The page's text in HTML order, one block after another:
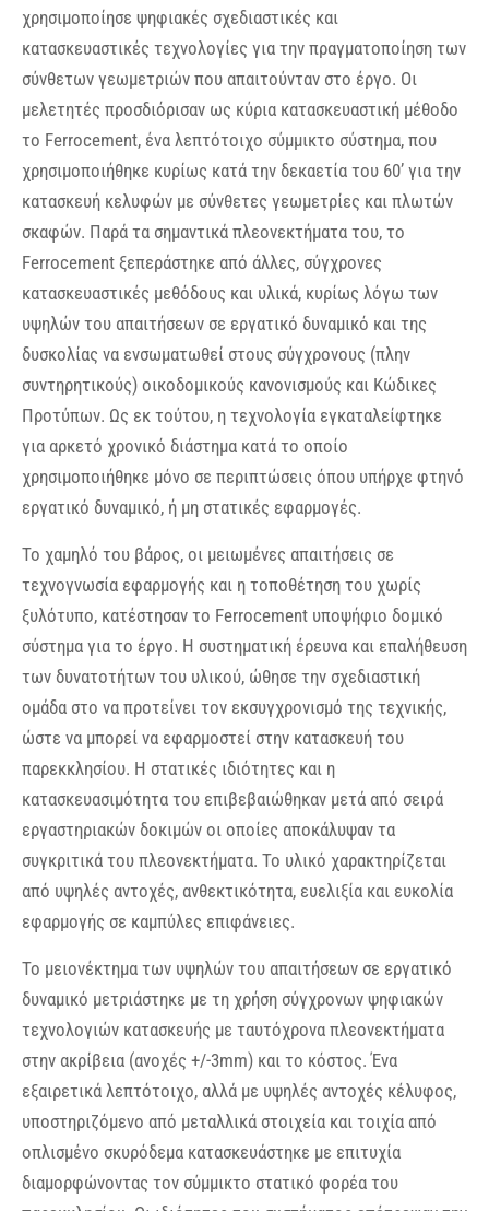
χρησιμοποίησε ψηφιακές σχεδιαστικές και
κατασκευαστικές τεχνολογίες για την πραγματοποίηση των
σύνθετων γεωμετριών που απαιτούνταν στο έργο. Οι
μελετητές προσδιόρισαν ως κύρια κατασκευαστική μέθοδο
το Ferrocement, ένα λεπτότοιχο σύμμικτο σύστημα, που
χρησιμοποιήθηκε κυρίως κατά την δεκαετία του 60’ για την
κατασκευή κελυφών με σύνθετες γεωμετρίες και πλωτών
σκαφών. Παρά τα σημαντικά πλεονεκτήματα του, το
Ferrocement ξεπεράστηκε από άλλες, σύγχρονες
κατασκευαστικές μεθόδους και υλικά, κυρίως λόγω των
υψηλών του απαιτήσεων σε εργατικό δυναμικό και της
δυσκολίας να ενσωματωθεί στους σύγχρονους (πλην
συντηρητικούς) οικοδομικούς κανονισμούς και Κώδικες
Προτύπων. Ως εκ τούτου, η τεχνολογία εγκαταλείφτηκε
για αρκετό χρονικό διάστημα κατά το οποίο
χρησιμοποιήθηκε μόνο σε περιπτώσεις όπου υπήρχε φτηνό
εργατικό δυναμικό, ή μη στατικές εφαρμογές.
Το χαμηλό του βάρος, οι μειωμένες απαιτήσεις σε
τεχνογνωσία εφαρμογής και η τοποθέτηση του χωρίς
ξυλότυπο, κατέστησαν το Ferrocement υποψήφιο δομικό
σύστημα για το έργο. Η συστηματική έρευνα και επαλήθευση
των δυνατοτήτων του υλικού, ώθησε την σχεδιαστική
ομάδα στο να προτείνει τον εκσυγχρονισμό της τεχνικής,
ώστε να μπορεί να εφαρμοστεί στην κατασκευή του
παρεκκλησίου. Η στατικές ιδιότητες και η
κατασκευασιμότητα του επιβεβαιώθηκαν μετά από σειρά
εργαστηριακών δοκιμών οι οποίες αποκάλυψαν τα
συγκριτικά του πλεονεκτήματα. Το υλικό χαρακτηρίζεται
από υψηλές αντοχές, ανθεκτικότητα, ευελιξία και ευκολία
εφαρμογής σε καμπύλες επιφάνειες.
Το μειονέκτημα των υψηλών του απαιτήσεων σε εργατικό
δυναμικό μετριάστηκε με τη χρήση σύγχρονων ψηφιακών
τεχνολογιών κατασκευής με ταυτόχρονα πλεονεκτήματα
στην ακρίβεια (ανοχές +/-3mm) και το κόστος. Ένα
εξαιρετικά λεπτότοιχο, αλλά με υψηλές αντοχές κέλυφος,
υποστηριζόμενο από μεταλλικά στοιχεία και τοιχία από
οπλισμένο σκυρόδεμα κατασκευάστηκε με επιτυχία
διαμορφώνοντας τον σύμμικτο στατικό φορέα του